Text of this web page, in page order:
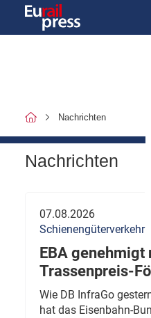
Nachrichten
Nachrichten
07.08.2026
Schienengüterverkehr
EBA genehmigt
Trassenpreis-
Wie DB InfraGo
hat das Eisenbahn-